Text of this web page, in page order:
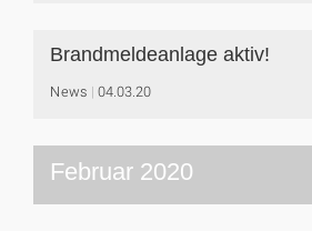
Brandmeldeanlage aktiv!
News 04.03.20
Februar 2020